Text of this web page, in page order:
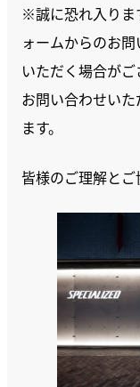
※誠に恐れ入りま
ォームからのお
いただく場合が
お問い合わせい
ます。
皆様のご理解とご